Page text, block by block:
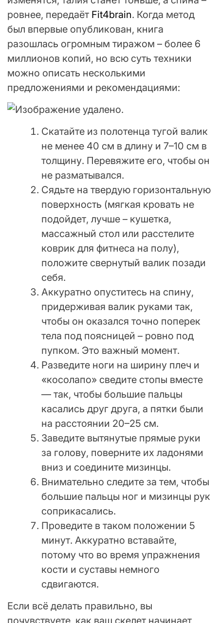
ровнее, передаёт Fit4brain. Когда метод
был впервые опубликован, книга
разошлась огромным тиражом – более 6
миллионов копий, но всю суть техники
можно описать несколькими
предложениями и рекомендациями:
Скатайте из полотенца тугой валик
не менее 40 см в длину и 7–10 см в
толщину. Перевяжите его, чтобы он
не разматывался.
Сядьте на твердую горизонтальную
поверхность (мягкая кровать не
подойдет, лучше – кушетка,
массажный стол или расстелите
коврик для фитнеса на полу),
положите свернутый валик позади
себя.
Аккуратно опуститесь на спину,
придерживая валик руками так,
чтобы он оказался точно поперек
тела под поясницей – ровно под
пупком. Это важный момент.
Разведите ноги на ширину плеч и
«косолапо» сведите стопы вместе
— так, чтобы большие пальцы
касались друг друга, а пятки были
на расстоянии 20–25 см.
Заведите вытянутые прямые руки
за голову, поверните их ладонями
вниз и соедините мизинцы.
Внимательно следите за тем, чтобы
большие пальцы ног и мизинцы рук
соприкасались.
Проведите в таком положении 5
минут. Аккуратно вставайте,
потому что во время упражнения
кости и суставы немного
сдвигаются.
Если всё делать правильно, вы